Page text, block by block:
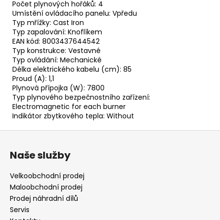
Počet plynových hořáků: 4
Umístění ovládacího panelu: Vpředu
Typ mřížky: Cast Iron
Typ zapalování: Knoflíkem
EAN kód: 8003437644542
Typ konstrukce: Vestavné
Typ ovládání: Mechanické
Délka elektrického kabelu (cm): 85
Proud (A): 1,1
Plynová přípojka (W): 7800
Typ plynového bezpečnostního zařízení:
Electromagnetic for each burner
Indikátor zbytkového tepla: Without
Naše služby
Velkoobchodní prodej
Maloobchodní prodej
Prodej náhradní dílů
Servis